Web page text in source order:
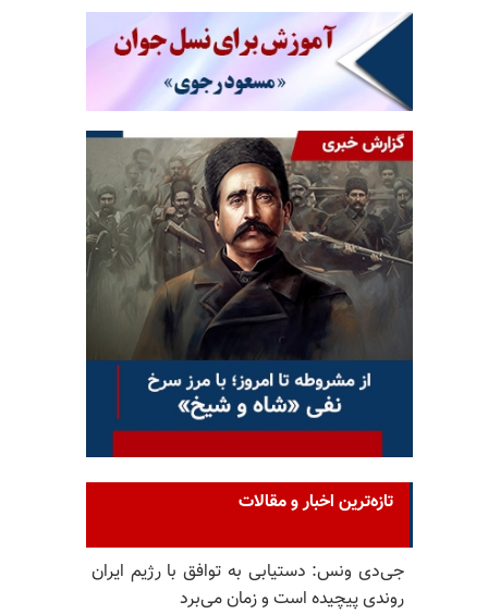
تازه‌ترین اخبار و مقالات
جی‌دی ونس: دستیابی به توافق با رژیم ایران
روندی پیچیده است و زمان می‌برد